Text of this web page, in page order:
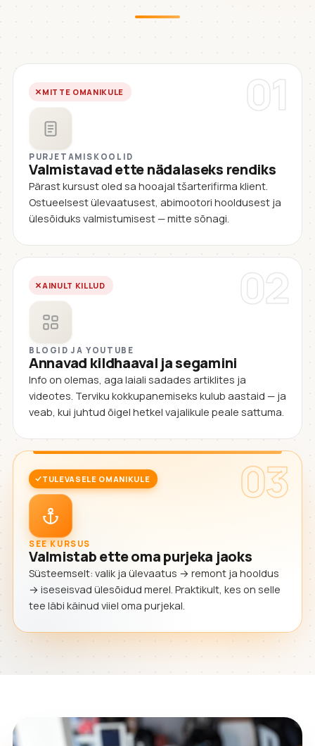
01
MITTE OMANIKULE
PURJETAMISKOOLID
Valmistavad ette nädalaseks rendiks
Pärast kursust oled sa hooajal tšarterifirma klient.
Ostueelsest ülevaatusest, abimootori hooldusest ja
ülesõiduks valmistumisest — mitte sõnagi.
02
AINULT KILLUD
BLOGID JA YOUTUBE
Annavad kildhaaval ja segamini
Info on olemas, aga laiali sadades artiklites ja
videotes. Terviku kokkupanemiseks kulub aastaid — ja
veab, kui juhtud õigel hetkel vajalikule peale sattuma.
03
TULEVASELE OMANIKULE
SEE KURSUS
Valmistab ette oma purjeka jaoks
Süsteemselt: valik ja ülevaatus → remont ja hooldus
→ iseseisvad ülesõidud merel. Praktikult, kes on selle
tee läbi käinud viiel oma purjekal.